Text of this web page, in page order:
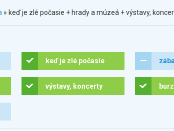
» keď je zlé počasie + hrady a múzeá + výstavy,
keď je zlé počasie
výstavy, koncerty